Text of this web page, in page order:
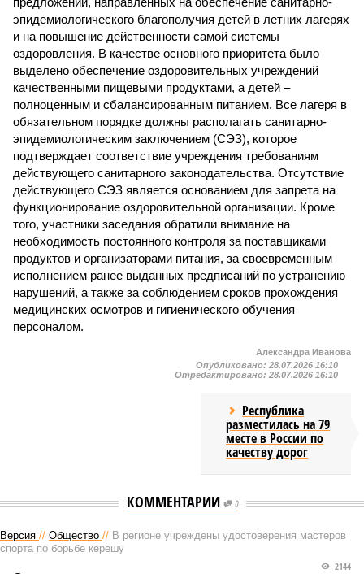
эпидемиологического благополучия детей в летних лагерях
и на повышение действенности самой системы
оздоровления. В качестве основного приоритета было
выделено обеспечение оздоровительных учреждений
качественными пищевыми продуктами, а детей –
полноценным и сбалансированным питанием. Все лагеря в
обязательном порядке должны располагать санитарно-
эпидемиологическим заключением (СЭЗ), которое
подтверждает соответствие учреждения требованиям
действующего санитарного законодательства. Отсутствие
действующего СЭЗ является основанием для запрета на
функционирование оздоровительной организации. Кроме
того, участники заседания обратили внимание на
необходимость постоянного контроля за поставщиками
продуктов и организаторами питания, за своевременным
исполнением ранее выданных предписаний по устранению
нарушений, а также за соблюдением сроков прохождения
медицинских осмотров и гигиенического обучения
персоналом.
Александра Иванова
Опубликовано: 28.07.2026 16:10
Отредактировано: 28.07.2026 16:10
Республика
разместилась на 79
месте в России по
качеству дорог
КОММЕНТАРИИ 0
Версия // Общество // В регионе учреждены удостоверения мастеров
спорта по борьбе керешу
2144